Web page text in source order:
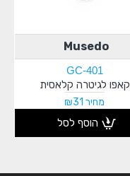
Musedo
GC-401
קאפו לגיטרה קלאסית
מחיר ₪31
הוסף לסל